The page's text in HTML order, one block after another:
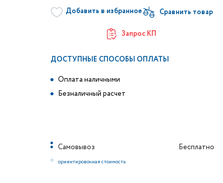
Добавить в избранное
Запрос КП
ДОСТУПНЫЕ СПОСОБЫ ОПЛАТЫ
Оплата наличными
Безналичный расчет
Самовывоз
Бесплатно
* ориентировочная стоимость